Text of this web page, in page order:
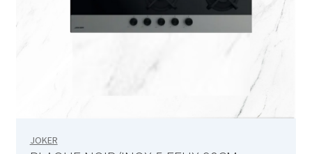
Google Maps
Image Slider
JOKER